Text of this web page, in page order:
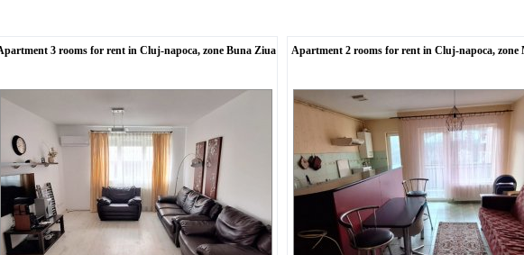
3 rooms for rent in Cluj-napoca, zone Buna Ziua Apartment 2 rooms for rent in Cluj-napoca, zone